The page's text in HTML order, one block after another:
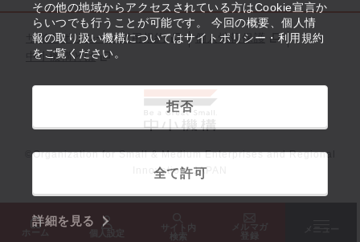
その他の地域からアクセスされている方はCookie宣言か
らいつでも行うことが可能です。 今回の概要、個人情
報の取り扱い機構についてはサイトポリシー・利用規約
をご覧ください。
拒否
全て許可
詳細を見る
ホーム 個人設定
サイト内
検索
メルマガ
登録
サイトポリシー・利用規約
個人情報保護
中小機構とは
©Organization for Small & Medium Enterprises and Regional
Innovation, JAPAN